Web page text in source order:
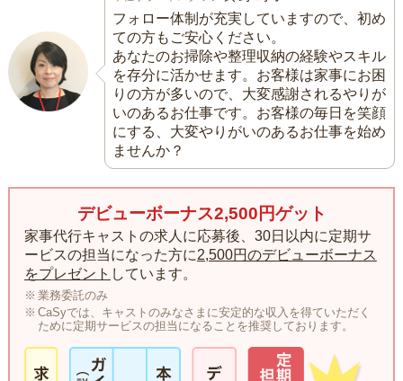
フォロー体制が充実していますので、初め
ての方もご安心ください。
あなたのお掃除や整理収納の経験やスキル
を存分に活かせます。お客様は家事にお困
りの方が多いので、大変感謝されるやりが
いのあるお仕事です。お客様の毎日を笑顔
にする、大変やりがいのあるお仕事を始め
ませんか？
デビューボーナス2,500円ゲット
家事代行キャストの求人に応募後、30日以内に定期サ
ービスの担当になった方に2,500円のデビューボーナス
をプレゼント しています。
業務委託のみ
CaSyでは、キャストのみなさまに安定的な収入を得ていただく
ために定期サービスの担当になることを推奨しております。